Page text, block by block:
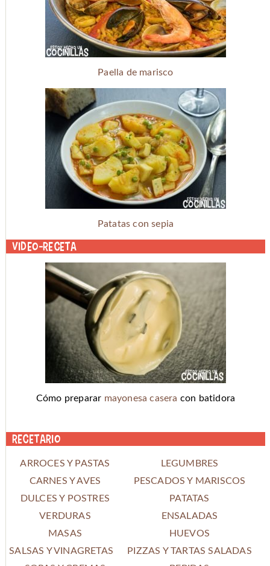
Paella de marisco
Patatas con sepia
Video-receta
Cómo preparar mayonesa casera con batidora
Recetario
ARROCES Y PASTAS
LEGUMBRES
CARNES Y AVES
PESCADOS Y MARISCOS
DULCES Y POSTRES
PATATAS
VERDURAS
ENSALADAS
MASAS
HUEVOS
SALSAS Y VINAGRETAS
PIZZAS Y TARTAS SALADAS